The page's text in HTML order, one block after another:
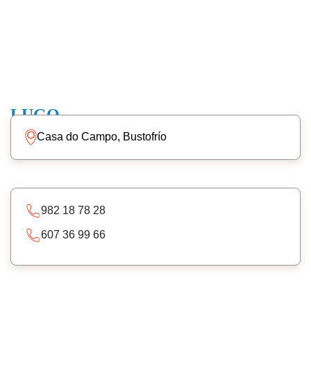
LUGO
Casa do Campo, Bustofrío
982 18 78 28
607 36 99 66